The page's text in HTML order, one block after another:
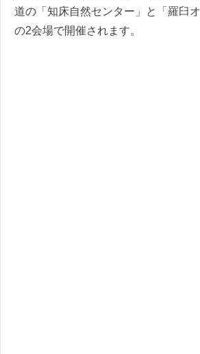
道の「知床自然センター」と「羅臼
の2会場で開催されます。